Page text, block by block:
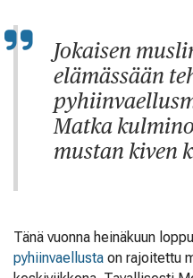
Jokaisen muslimin tulee kerran
elämässään
Matka
mustan kiven
Tänä vuonna heinäkuun
pyhiinvaellusta on rajoitettu